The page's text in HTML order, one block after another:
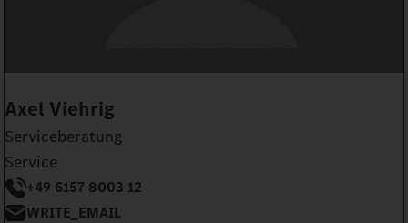
Axel Viehrig
Serviceberatung
Service
+49 6157 8003 12
WRITE_EMAIL